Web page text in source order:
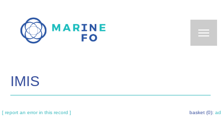
main
IMIS
[ report an error in this record ] basket (0):